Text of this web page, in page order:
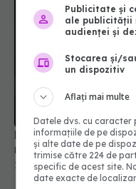
Declinul cognitiv:
normală și demență
16 apr 2026, 11:34
Publicitate și
ale publicității
audienței și
Stocarea și/
un dispozitiv
Aflați mai multe
Datele dvs. cu
informațiile de pe
și alte date de pe
trimise către 224 de
specific de acest site.
date exacte de